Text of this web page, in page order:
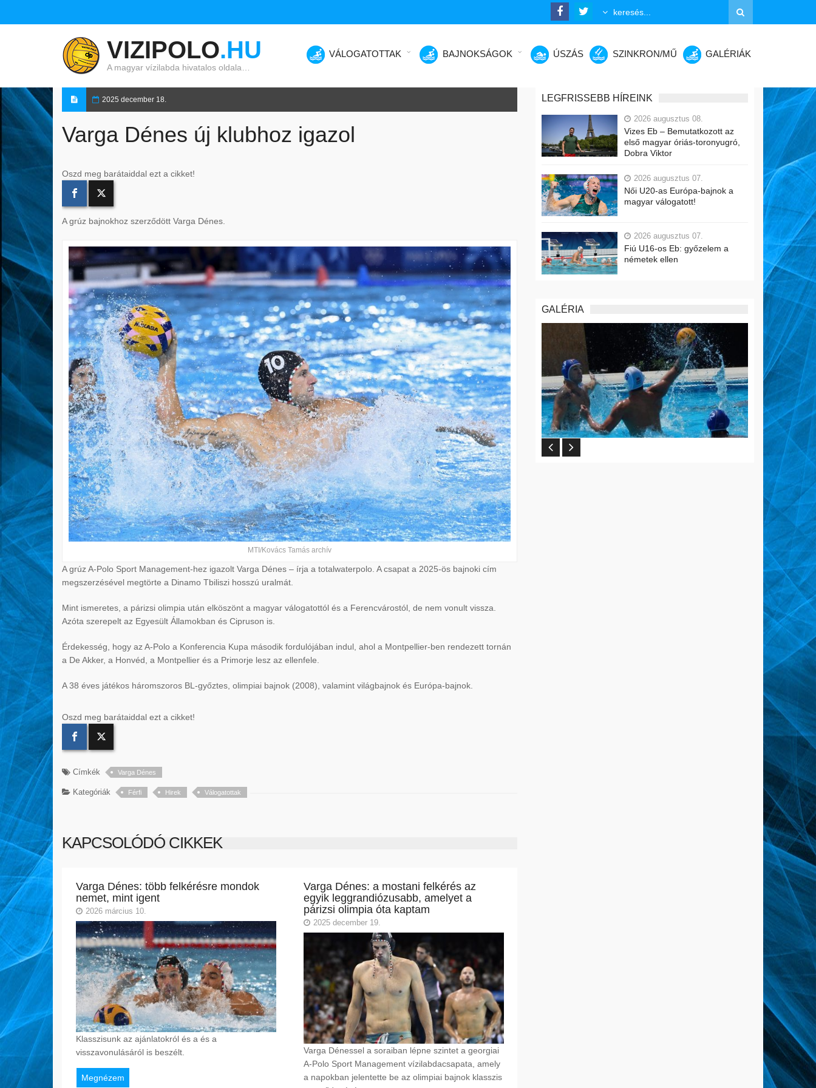
VIZIPOLO.HU
A magyar vízilabda hivatalos oldala…
VÁLOGATOTTAK BAJNOKSÁGOK ÚSZÁS SZINKRON/MŰ GALÉRIÁK
2025 december 18.
Varga Dénes új klubhoz igazol
Oszd meg barátaiddal ezt a cikket!
A grúz bajnokhoz szerződött Varga Dénes.
MTI/Kovács Tamás archív
A grúz A-Polo Sport Management-hez igazolt Varga Dénes – írja a totalwaterpolo. A csapat a 2025-ös bajnoki cím
megszerzésével megtörte a Dinamo Tbiliszi hosszú uralmát.
Mint ismeretes, a párizsi olimpia után elköszönt a magyar válogatottól és a Ferencvárostól, de nem vonult vissza.
Azóta szerepelt az Egyesült Államokban és Cipruson is.
Érdekesség, hogy az A-Polo a Konferencia Kupa második fordulójában indul, ahol a Montpellier-ben rendezett tornán
a De Akker, a Honvéd, a Montpellier és a Primorje lesz az ellenfele.
A 38 éves játékos háromszoros BL-győztes, olimpiai bajnok (2008), valamint világbajnok és Európa-bajnok.
Oszd meg barátaiddal ezt a cikket!
Címkék Varga Dénes
Kategóriák Férfi Hirek Válogatottak
KAPCSOLÓDÓ CIKKEK
Varga Dénes: több felkérésre mondok
nemet, mint igent
2026 március 10.
Klasszisunk az ajánlatokról és a és a
visszavonulásáról is beszélt.
Megnézem
Varga Dénes: a mostani felkérés az
egyik leggrandiózusabb, amelyet a
párizsi olimpia óta kaptam
2025 december 19.
Varga Dénessel a soraiban lépne szintet a georgiai
A-Polo Sport Management vízilabdacsapata, amely
a napokban jelentette be az olimpiai bajnok klasszis
LEGFRISSEBB HÍREINK
2026 augusztus 08.
Vizes Eb – Bemutatkozott az
első magyar óriás-toronyugró,
Dobra Viktor
2026 augusztus 07.
Női U20-as Európa-bajnok a
magyar válogatott!
2026 augusztus 07.
Fiú U16-os Eb: győzelem a
németek ellen
GALÉRIA